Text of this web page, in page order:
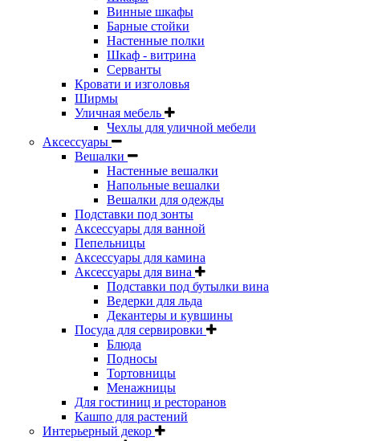
Винные шкафы
Барные стойки
Настенные полки
Шкаф - витрина
Серванты
Кровати и изголовья
Ширмы
Уличная мебель
Чехлы для уличной мебели
Аксессуары
Вешалки
Настенные вешалки
Напольные вешалки
Вешалки для одежды
Подставки под зонты
Аксессуары для ванной
Пепельницы
Аксессуары для камина
Аксессуары для вина
Подставки под бутылки вина
Ведерки для льда
Декантеры и кувшины
Посуда для сервировки
Блюда
Подносы
Тортовницы
Менажницы
Для гостиниц и ресторанов
Кашпо для растений
Интерьерный декор